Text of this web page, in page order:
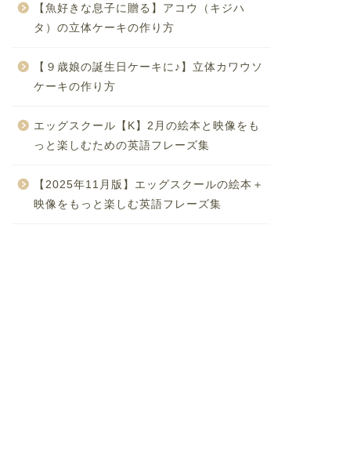
【魚好きな息子に贈る】アコウ（キジハ
タ）の立体ケーキの作り方
【９歳娘の誕生日ケーキに♪】立体カワウソ
ケーキの作り方
エッグスクール【K】2月の絵本と映像をも
っと楽しむための英語フレーズ集
【2025年11月版】エッグスクールの絵本＋
映像をもっと楽しむ英語フレーズ集